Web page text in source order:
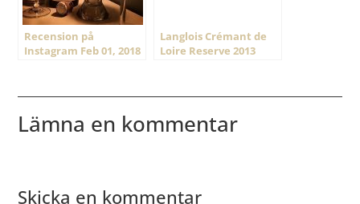
Recension på
Instagram Feb 01, 2018
Langlois Crémant de
Loire Reserve 2013
Lämna en kommentar
Skicka en kommentar